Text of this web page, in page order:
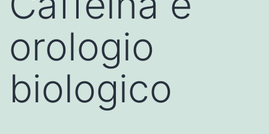
orologio
biologico